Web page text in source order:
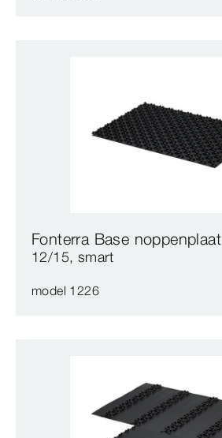
Fonterra Base noppenplaat
12/15, smart
model 1226